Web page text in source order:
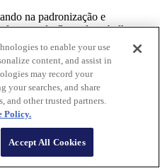
na padronização e
e do fluxo de trabalho para
de triagem possam se
no processo de transferência de
está interessada em explorar
Cloud™, os agentes de API e os
de processos, permitir o
rapidamente a inteligência
to enable your use
content, and assist in
may record your
searches, and share
and other trusted partners.
Policy.
Accept All Cookies